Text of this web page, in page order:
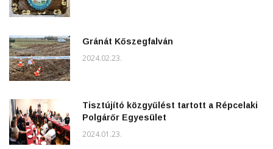
Gránát Kőszegfalván
2024.02.23.
Tisztújító közgyűlést tartott a Répcelaki
Polgárőr Egyesület
2024.01.23.